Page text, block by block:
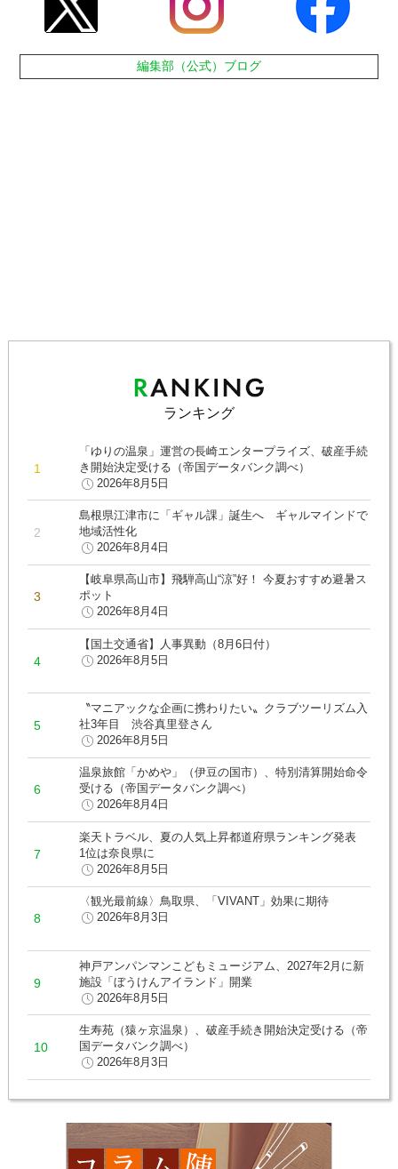
編集部（公式）ブログ
ランキング
「ゆりの温泉」運営の長崎エンタープライズ、破産手続
き開始決定受ける（帝国データバンク調べ）
2026年8月5日
島根県江津市に「ギャル課」誕生へ ギャルマインドで
地域活性化
2026年8月4日
【岐阜県高山市】飛騨高山“涼”好！ 今夏おすすめ避暑ス
ポット
2026年8月4日
【国土交通省】人事異動（8月6日付）
2026年8月5日
〝マニアックな企画に携わりたい〟クラブツーリズム入
社3年目 渋谷真里登さん
2026年8月5日
温泉旅館「かめや」（伊豆の国市）、特別清算開始命令
受ける（帝国データバンク調べ）
2026年8月4日
楽天トラベル、夏の人気上昇都道府県ランキング発表
1位は奈良県に
2026年8月5日
〈観光最前線〉鳥取県、「VIVANT」効果に期待
2026年8月3日
神戸アンパンマンこどもミュージアム、2027年2月に新
施設「ぼうけんアイランド」開業
2026年8月5日
生寿苑（猿ヶ京温泉）、破産手続き開始決定受ける（帝
国データバンク調べ）
2026年8月3日